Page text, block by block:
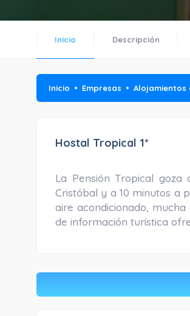
Inicio Descripción
Inicio Empresas Alojamientos
Hostal Tropical 1*
La Pensión Tropical
Cristóbal y a 10 minutos a
aire acondicionado,
de información turística